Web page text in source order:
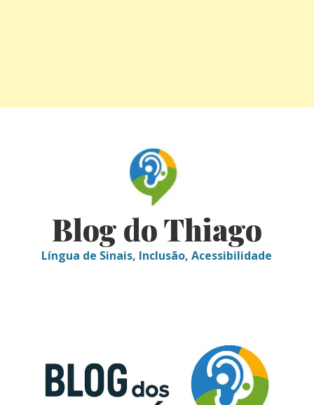
Blog do Thiago
Língua de Sinais, Inclusão, Acessibilidade